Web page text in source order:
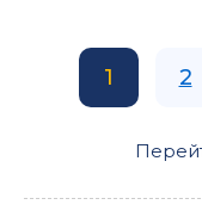
1 2